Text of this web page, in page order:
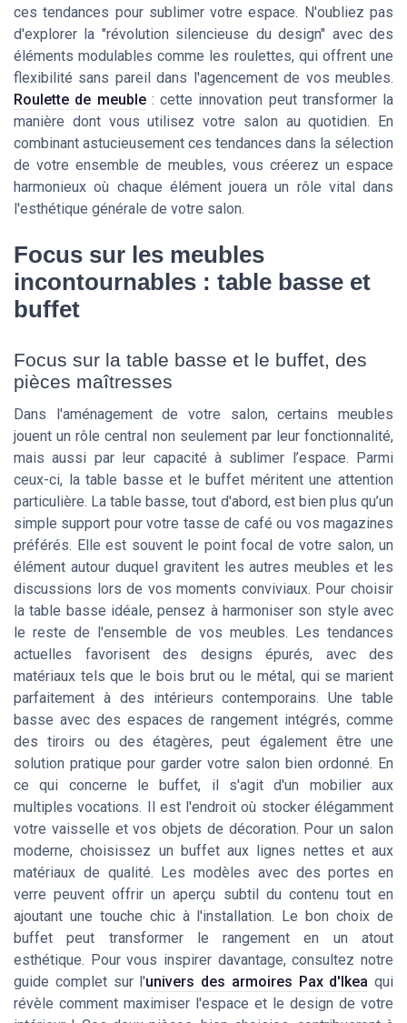
ces tendances pour sublimer votre espace. N'oubliez pas
d'explorer la "révolution silencieuse du design" avec des
éléments modulables comme les roulettes, qui offrent une
flexibilité sans pareil dans l'agencement de vos meubles.
Roulette de meuble: cette innovation peut transformer la
manière dont vous utilisez votre salon au quotidien. En
combinant astucieusement ces tendances dans la sélection
de votre ensemble de meubles, vous créerez un espace
harmonieux où chaque élément jouera un rôle vital dans
l'esthétique générale de votre salon.
Focus sur les meubles
incontournables : table basse et
buffet
Focus sur la table basse et le buffet, des
pièces maîtresses
Dans l'aménagement de votre salon, certains meubles
jouent un rôle central non seulement par leur fonctionnalité,
mais aussi par leur capacité à sublimer l’espace. Parmi
ceux-ci, la table basse et le buffet méritent une attention
particulière. La table basse, tout d'abord, est bien plus qu’un
simple support pour votre tasse de café ou vos magazines
préférés. Elle est souvent le point focal de votre salon, un
élément autour duquel gravitent les autres meubles et les
discussions lors de vos moments conviviaux. Pour choisir
la table basse idéale, pensez à harmoniser son style avec
le reste de l'ensemble de vos meubles. Les tendances
actuelles favorisent des designs épurés, avec des
matériaux tels que le bois brut ou le métal, qui se marient
parfaitement à des intérieurs contemporains. Une table
basse avec des espaces de rangement intégrés, comme
des tiroirs ou des étagères, peut également être une
solution pratique pour garder votre salon bien ordonné. En
ce qui concerne le buffet, il s'agit d'un mobilier aux
multiples vocations. Il est l'endroit où stocker élégamment
votre vaisselle et vos objets de décoration. Pour un salon
moderne, choisissez un buffet aux lignes nettes et aux
matériaux de qualité. Les modèles avec des portes en
verre peuvent offrir un aperçu subtil du contenu tout en
ajoutant une touche chic à l'installation. Le bon choix de
buffet peut transformer le rangement en un atout
esthétique. Pour vous inspirer davantage, consultez notre
guide complet sur l'univers des armoires Pax d'Ikea qui
révèle comment maximiser l'espace et le design de votre